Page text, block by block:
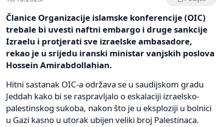
Članice Organizacije islamske konferencije (OIC)
trebale bi uvesti naftni embargo i druge sankcije
Izraelu i protjerati sve izraelske ambasadore,
rekao je u srijedu iranski ministar vanjskih poslova
Hossein Amirabdollahian.
Hitni sastanak OIC-a održava se u saudijskom gradu
Jeddah kako bi se raspravljalo o eskalaciji izraelsko-
palestinskog sukoba, nakon što je u eksploziji u bolnici
u Gazi kasno u utorak ubijen veliki broj Palestinaca.